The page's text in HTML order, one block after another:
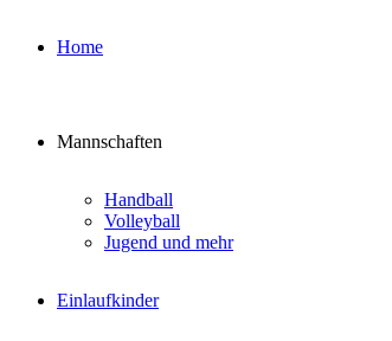
Home
Mannschaften
Handball
Volleyball
Jugend und mehr
Einlaufkinder